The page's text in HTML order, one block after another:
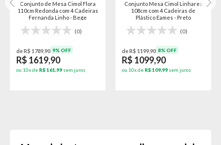
Conjunto de Mesa Cimol Flora
110cm Redonda com 4 Cadeiras
Fernanda Linho - Bege
(0)
de R$ 1789,90 9% OFF
R$ 1619,90
ou 10x deR$ 161,99sem juros
Conjunto Mesa Cimol Linhares
108cm com 4 Cadeiras de
Plástico Eames - Preto
(0)
de R$ 1199,90 8% OFF
R$ 1099,90
ou 10x deR$ 109,99sem juros